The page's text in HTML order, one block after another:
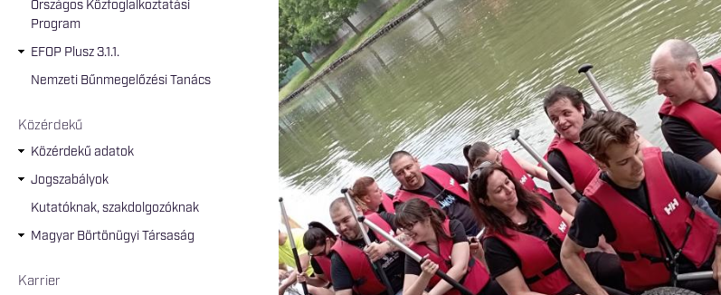
Országos Közfoglalkoztatási
Program
EFOP Plusz 3.1.1.
Nemzeti Bűnmegelőzési Tanács
Közérdekű
Közérdekű adatok
Jogszabályok
Kutatóknak, szakdolgozóknak
Magyar Börtönügyi Társaság
Karrier